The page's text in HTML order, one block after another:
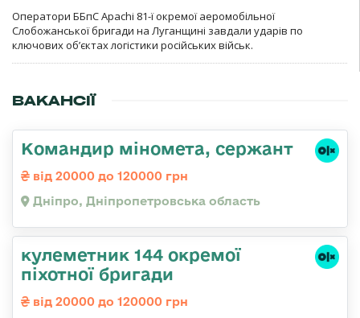
Оператори ББпС Apachi 81-ї окремої аеромобільної
Слобожанської бригади на Луганщині завдали ударів по
ключових об’єктах логістики російських військ.
ВАКАНСІЇ
Командир міномета, сержант
від 20000 до 120000 грн
Дніпро, Дніпропетровська область
кулеметник 144 окремої
піхотної бригади
від 20000 до 120000 грн